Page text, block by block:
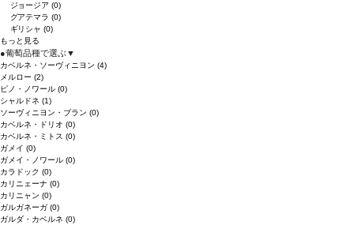
ジョージア(0)
グアテマラ(0)
ギリシャ(0)
もっと見る
●葡萄品種で選ぶ▼
カベルネ・ソーヴィニヨン (4)
メルロー (2)
ピノ・ノワール (0)
シャルドネ (1)
ソーヴィニヨン・ブラン (0)
カベルネ・ドリオ (0)
カベルネ・ミトス (0)
ガメイ (0)
ガメイ・ノワール (0)
カラドック (0)
カリニェーナ (0)
カリニャン (0)
ガルガネーガ (0)
ガルダ・カベルネ (0)